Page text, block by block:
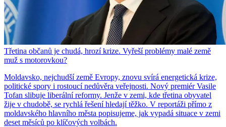
Třetina občanů je chudá, hrozí krize. Vyřeší problémy malé země
muž s motorovkou?
Moldavsko, nejchudší země Evropy, znovu svírá energetická krize,
politické spory i rostoucí nedůvěra veřejnosti. Nový premiér Vasile
Tofan slibuje liberální reformy. Jenže v zemi, kde třetina obyvatel
žije v chudobě, se rychlá řešení hledají těžko. V reportáži přímo z
moldavského hlavního města popisujeme, jak vypadá situace v zemi
deset měsíců po klíčových volbách.